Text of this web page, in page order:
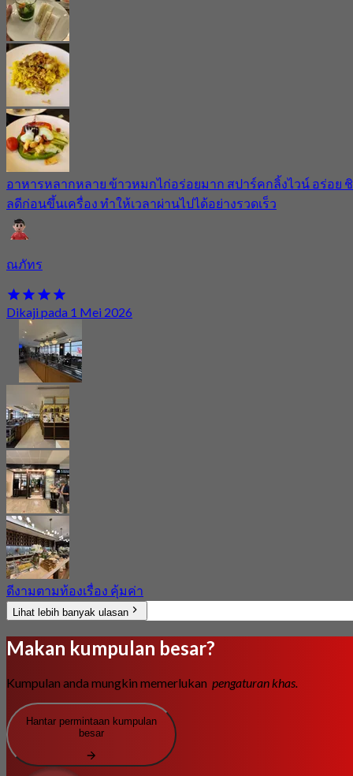
อาหารหลากหลาย ข้าวหมกไก่อร่อยมาก สปาร์คกลิ้งไวน์ อร่อย ชิ
ลดีก่อนขึ้นเครื่อง ทำให้เวลาผ่านไปได้อย่างรวดเร็ว
ณภัทร
Dikaji pada 1 Mei 2026
ดีงามตามท้องเรื่อง คุ้มค่า
Lihat lebih banyak ulasan
Makan kumpulan besar?
Kumpulan anda mungkin memerlukan pengaturan khas.
Hantar permintaan kumpulan
besar